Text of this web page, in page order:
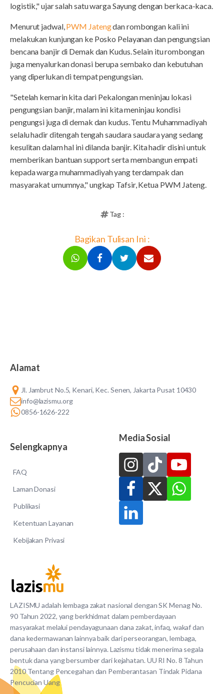
logistik," ujar salah satu warga Sayung dengan berkaca-kaca.
Menurut jadwal, PWM Jatengdan rombongan kali ini
melakukan kunjungan ke Posko Pelayanan dan pengungsian
bencana banjir di Demak dan Kudus. Selain itu rombongan
juga menyalurkan donasi berupa sembako dan kebutuhan
yang diperlukan di tempat pengungsian.
"Setelah kemarin kita dari Pekalongan meninjau lokasi
pengungsian banjir, malam ini kita meninjau kondisi
pengungsi juga di demak dan kudus. Tentu Muhammadiyah
selalu hadir ditengah tengah saudara saudara yang sedang
kesulitan dalam hal ini dilanda banjir. Kita hadir disini untuk
memberikan bantuan support serta membangun empati
kepada warga muhammadiyah yang terdampak dan
masyarakat umumnya," ungkap Tafsir, Ketua PWM Jateng.
Tag :
Bagikan Tulisan Ini :
LAZISMU adalah lembaga zakat nasional dengan SK Menag No.
90 Tahun 2022, yang berkhidmat dalam pemberdayaan
masyarakat melalui pendayagunaan dana zakat, infaq, wakaf dan
dana kedermawanan lainnya baik dari perseorangan, lembaga,
perusahaan dan instansi lainnya. Lazismu tidak menerima segala
bentuk dana yang bersumber dari kejahatan. UU RI No. 8 Tahun
2010 Tentang Pencegahan dan Pemberantasan Tindak Pidana
Pencucian Uang
Alamat
Jl. Jambrut No.5, Kenari, Kec. Senen, Jakarta Pusat 10430
info@lazismu.org
0856-1626-222
Selengkapnya
FAQ
Laman Donasi
Publikasi
Ketentuan Layanan
Kebijakan Privasi
Media Sosial